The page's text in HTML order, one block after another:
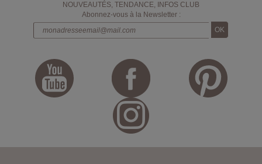
NOUVEAUTÉS, TENDANCE, INFOS CLUB
Abonnez-vous à la Newsletter :